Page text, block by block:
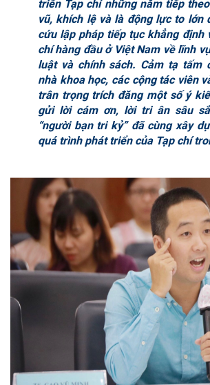
triển Tạp chí những năm tiếp
vũ, khích lệ và là động lực to lớn
cứu lập pháp tiếp tục khẳng định
chí hàng đầu ở Việt Nam về lĩnh
luật và chính sách. Cảm tạ tấm
nhà khoa học, các cộng tác viên
trân trọng trích đăng một số ý
gửi lời cám ơn, lời tri ân sâu
“người bạn tri kỷ” đã cùng xây
quá trình phát triển của Tạp chí